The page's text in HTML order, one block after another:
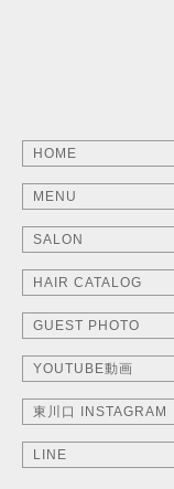
HOME
MENU
SALON
HAIR CATALOG
GUEST PHOTO
YOUTUBE動画
東川口 INSTAGRAM
LINE